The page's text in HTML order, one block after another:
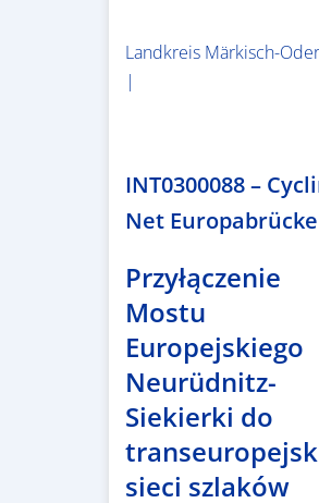
Landkreis Märkisch-
|
INT0300088 –
Net Europabrücke
Przyłączenie
Mostu
Europejskiego
Neurüdnitz-
Siekierki do
sieci szlaków